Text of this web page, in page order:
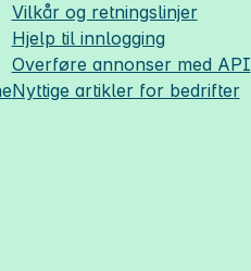
Vilkår og retningslinjer
Hjelp til innlogging
Overføre annonser med API
Nyttige artikler for bedrifter